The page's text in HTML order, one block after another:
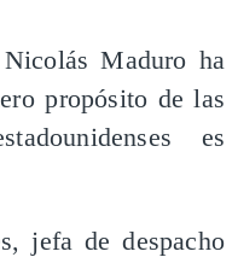
Maduro ha
propósito de las
es
jefa de despacho